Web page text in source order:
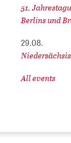
51.
Berlins und
29.08.
All events